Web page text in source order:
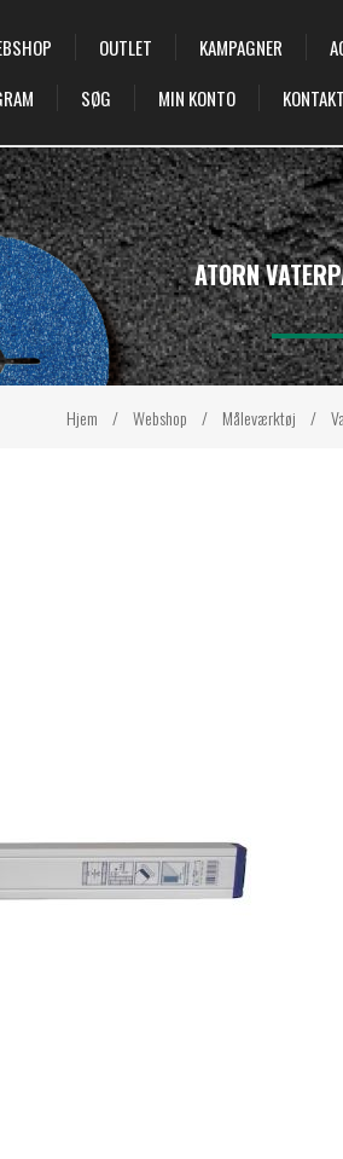
OUTLET KAMPAGNER
SØG MIN KONTO
Hjem / Webshop / Måleværktøj /
ATORN